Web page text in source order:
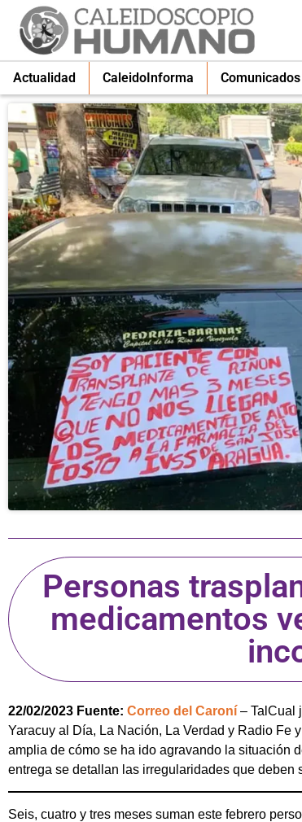
Actualidad CaleidoInforma Comunicados
Personas
medicamentos
22/02/2023 Fuente: Correo del Caroní – TalCual
Yaracuy al Día, La Nación, La Verdad y Radio Fe
amplia de cómo se ha ido agravando la situación
entrega se detallan las irregularidades que deben
Seis, cuatro y tres meses suman este febrero